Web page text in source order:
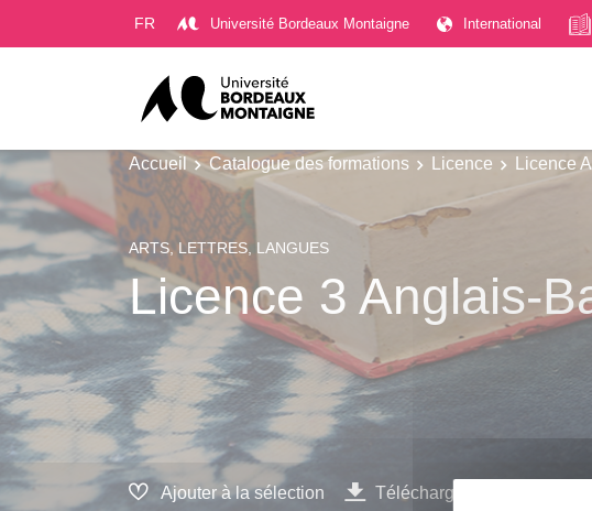
FR Université Bordeaux Montaigne International
Accueil Catalogue des formations Licence Licence
ARTS, LETTRES, LANGUES
Licence 3 Anglais-
Ajouter à la sélection Télécharger